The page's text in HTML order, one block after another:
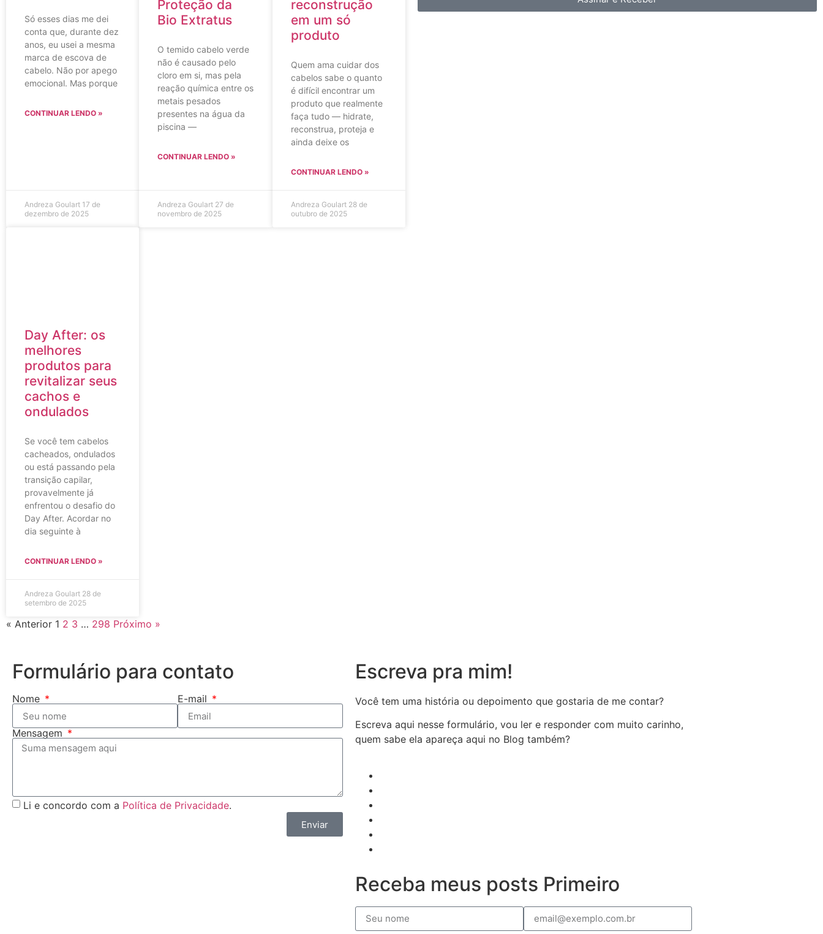
Só esses dias me dei
conta que, durante dez
anos, eu usei a mesma
marca de escova de
cabelo. Não por apego
emocional. Mas porque
CONTINUAR LENDO »
Andreza Goulart 17 de
dezembro de 2025
Proteção da
Bio Extratus
O temido cabelo verde
não é causado pelo
cloro em si, mas pela
reação química entre os
metais pesados
presentes na água da
piscina —
CONTINUAR LENDO »
Andreza Goulart 27 de
novembro de 2025
reconstrução
em um só
produto
Quem ama cuidar dos
cabelos sabe o quanto
é difícil encontrar um
produto que realmente
faça tudo — hidrate,
reconstrua, proteja e
ainda deixe os
CONTINUAR LENDO »
Andreza Goulart 28 de
outubro de 2025
Day After: os
melhores
produtos para
revitalizar seus
cachos e
ondulados
Se você tem cabelos
cacheados, ondulados
ou está passando pela
transição capilar,
provavelmente já
enfrentou o desafio do
Day After. Acordar no
dia seguinte à
CONTINUAR LENDO »
Andreza Goulart 28 de
setembro de 2025
« Anterior 1 2 3 … 298 Próximo »
Formulário para contato
Nome E-mail
Mensagem
Li e concordo com a Política de Privacidade.
Enviar
Escreva pra mim!
Você tem uma história ou depoimento que gostaria de me contar?
Escreva aqui nesse formulário, vou ler e responder com muito carinho,
quem sabe ela apareça aqui no Blog também?
Receba meus posts Primeiro